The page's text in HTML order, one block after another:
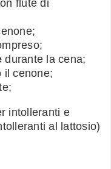
flute di
durante la cena;
il cenone;
intolleranti e
al lattosio)